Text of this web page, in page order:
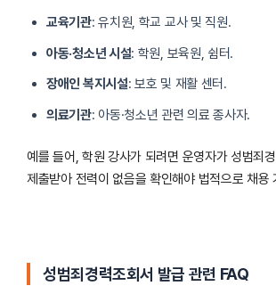
교육기관: 유치원, 학교 교사 및 직원.
아동·청소년 시설: 학원, 보육원, 쉼터.
장애인 복지시설: 보호 및 재활 센터.
의료기관: 아동·청소년 관련 의료 종사자.
예를 들어, 학원 강사가 되려면 운영자가 성범죄
제출받아 전력이 없음을 확인해야 법적으로 채용
성범죄경력조회서 발급 관련 FAQ